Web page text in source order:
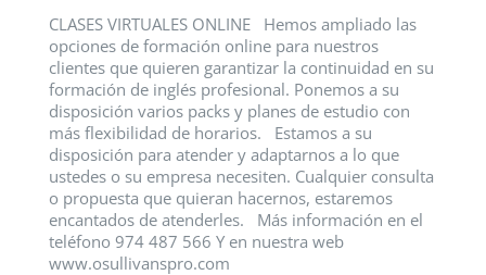
CLASES VIRTUALES ONLINE Hemos ampliado las
opciones de formación online para nuestros
clientes que quieren garantizar la continuidad en su
formación de inglés profesional. Ponemos a su
disposición varios packs y planes de estudio con
más flexibilidad de horarios. Estamos a su
disposición para atender y adaptarnos a lo que
ustedes o su empresa necesiten. Cualquier consulta
o propuesta que quieran hacernos, estaremos
encantados de atenderles. Más información en el
teléfono 974 487 566 Y en nuestra web
www.osullivanspro.com